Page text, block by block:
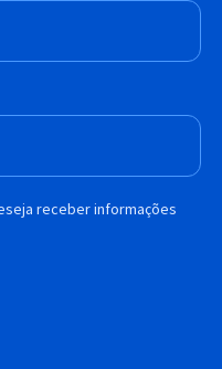
receber informações